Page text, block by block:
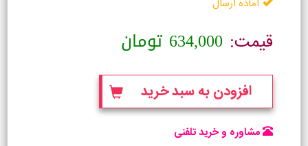
آماده ارسال
قیمت: 634,000 تومان
افزودن به سبد خرید
مشاوره و خرید تلفنی